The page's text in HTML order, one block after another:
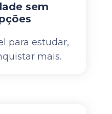
sem
para estudar,
mais.